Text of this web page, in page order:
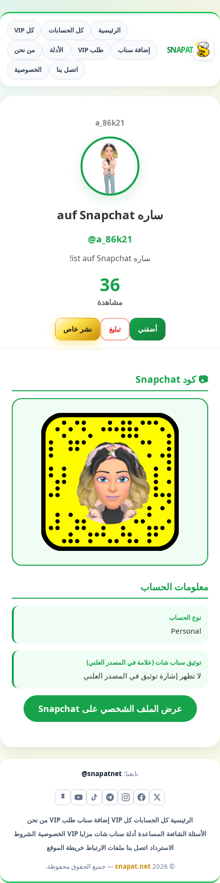
SNAPAT
الرئيسية كل الحسابات كل VIP
إضافة سناب طلب VIP الأدلة من نحن
اتصل بنا الخصوصية
a_86k21
ساره auf Snapchat
@a_86k21
ساره ist auf Snapchat!
36
مشاهدة
أضفني تبليغ نشر خاص
📷 كود Snapchat
معلومات الحساب
نوع الحساب
Personal
توثيق سناب شات (علامة في المصدر العلني)
لا تظهر إشارة توثيق في المصدر العلني
عرض الملف الشخصي على Snapchat
تابعنا: @snapatnet
X (تويتر) فيس بوكإنستقرامتيليجرامتيك توكيوتيوبسناب شات
الرئيسية كل الحسابات كل VIP إضافة سناب طلب VIP
من نحن
الأسئلة الشائعة المساعدة أدلة سناب شات مزايا VIP الخصوصية الشروط
الاسترداد اتصل بنا ملفات الارتباط خريطة الموقع
© 2026
snapat.net— جميع الحقوق محفوظة.